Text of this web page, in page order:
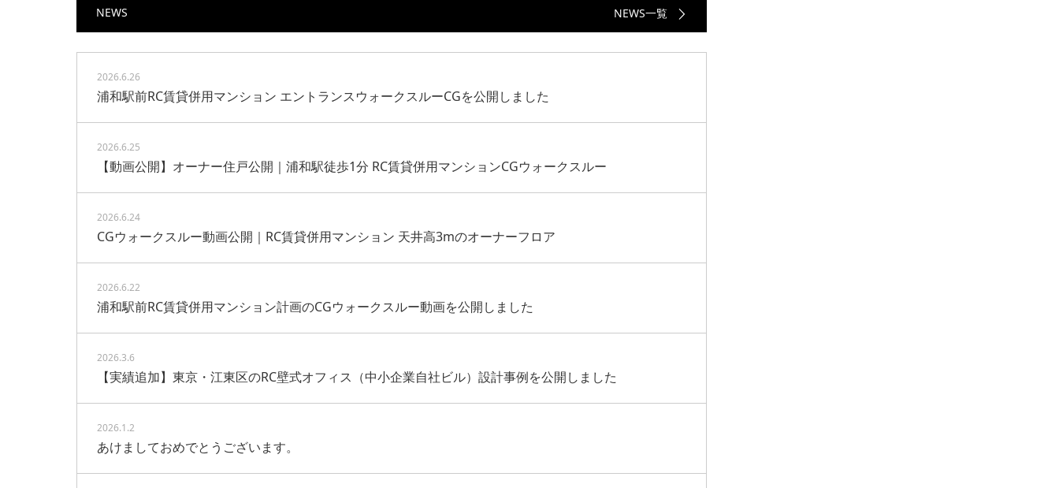
NEWS NEWS一覧
2026.6.26
浦和駅前RC賃貸併用マンション エントランスウォークスルーCGを公開しました
2026.6.25
【動画公開】オーナー住戸公開｜浦和駅徒歩1分 RC賃貸併用マンションCGウォークスルー
2026.6.24
CGウォークスルー動画公開｜RC賃貸併用マンション 天井高3mのオーナーフロア
2026.6.22
浦和駅前RC賃貸併用マンション計画のCGウォークスルー動画を公開しました
2026.3.6
【実績追加】東京・江東区のRC壁式オフィス（中小企業自社ビル）設計事例を公開しました
2026.1.2
あけましておめでとうございます。